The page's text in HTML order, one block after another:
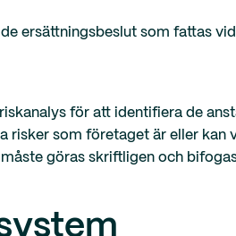
ersättningsbeslut som fattas
för att identifiera de
risker som företaget är eller
göras skriftligen och